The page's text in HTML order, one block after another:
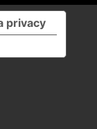
privacy